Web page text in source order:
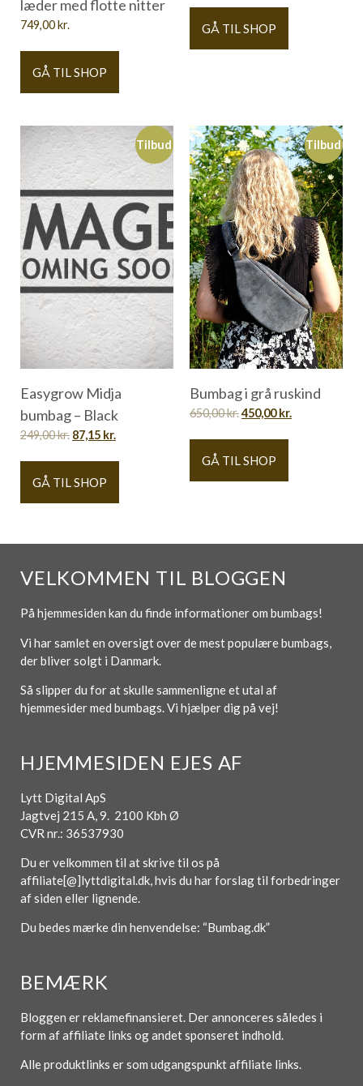
læder med flotte nitter
749,00kr.
GÅ TIL SHOP
GÅ TIL SHOP
Tilbud
Easygrow Midja
bumbag – Black
249,00kr. 87,15 kr.
GÅ TIL SHOP
Tilbud
Bumbag i grå ruskind
650,00kr.450,00kr.
GÅ TIL SHOP
VELKOMMEN TIL BLOGGEN
På hjemmesiden kan du finde informationer om bumbags!
Vi har samlet en oversigt over de mest populære bumbags,
der bliver solgt i Danmark.
Så slipper du for at skulle sammenligne et utal af
hjemmesider med bumbags. Vi hjælper dig på vej!
HJEMMESIDEN EJES AF
Lytt Digital ApS
Jagtvej 215 A, 9. 2100 Kbh Ø
CVR nr.: 36537930
Du er velkommen til at skrive til os på
affiliate[@]lyttdigital.dk, hvis du har forslag til forbedringer
af siden eller lignende.
Du bedes mærke din henvendelse: “Bumbag.dk”
BEMÆRK
Bloggen er reklamefinansieret. Der annonceres således i
form af affiliate links og andet sponseret indhold.
Alle produktlinks er som udgangspunkt affiliate links.